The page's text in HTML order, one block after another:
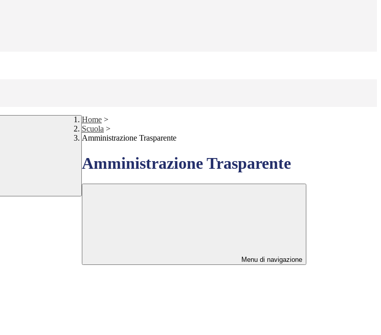
Home >
Scuola >
Amministrazione Trasparente
Amministrazione Trasparente
Menu di navigazione